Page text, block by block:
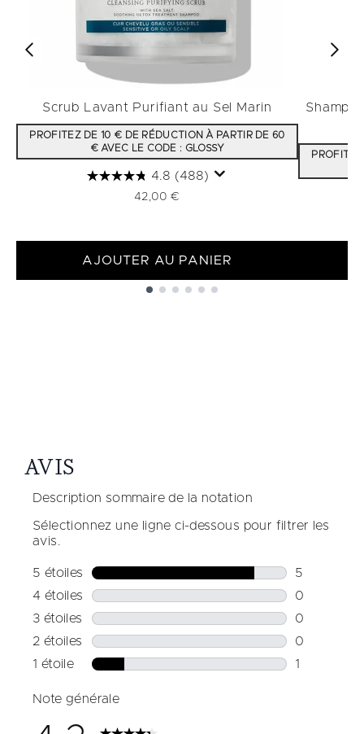
Scrub Lavant Purifiant au Sel Marin
PROFITEZ DE 10 € DE RÉDUCTION À PARTIR DE 60
€ AVEC LE CODE : GLOSSY
4.8 (488)
42,00 €
AJOUTER AU PANIER